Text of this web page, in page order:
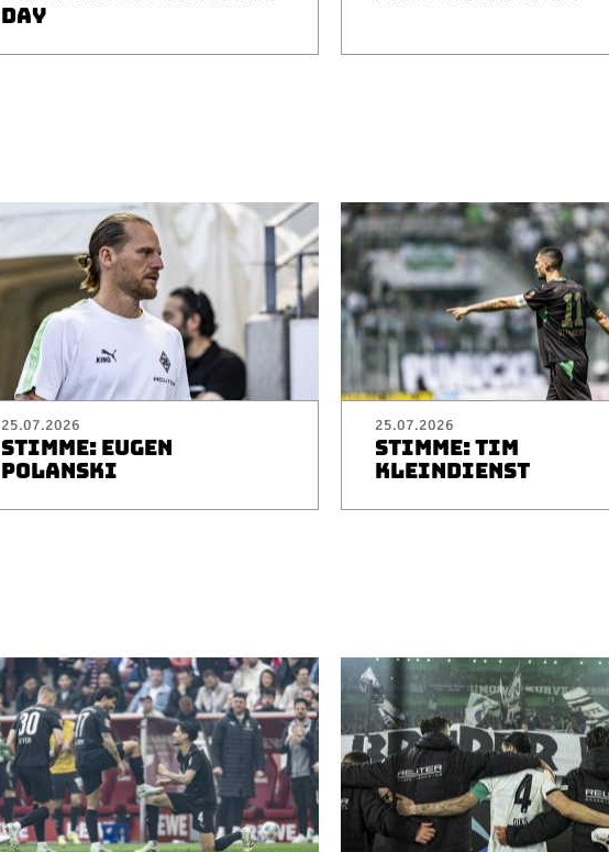
DAY
25.07.2026
STIMME: EUGEN
POLANSKI
25.07.2026
STIMME: TIM
KLEINDIENST